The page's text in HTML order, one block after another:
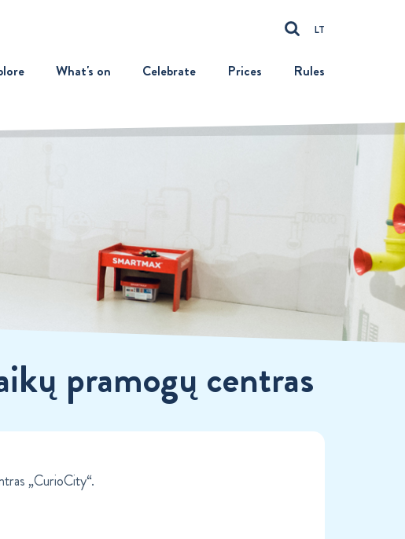
LT
What's on Celebrate Prices Rules
pramogų centras
„CurioCity“.